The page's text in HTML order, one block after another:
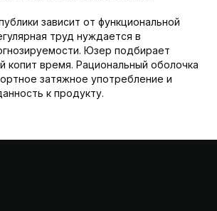
зависит от функциональной
труд нуждается в
Юзер подбирает
копит время. Рациональный оболочка
затяжное употребление и
к продукту.